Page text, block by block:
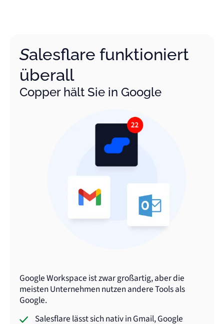
Salesflare funktioniert
überall
Copper hält Sie in Google
Google Workspace ist zwar großartig, aber die
meisten Unternehmen nutzen andere Tools als
Google.
Salesflare lässt sich nativ in Gmail, Google